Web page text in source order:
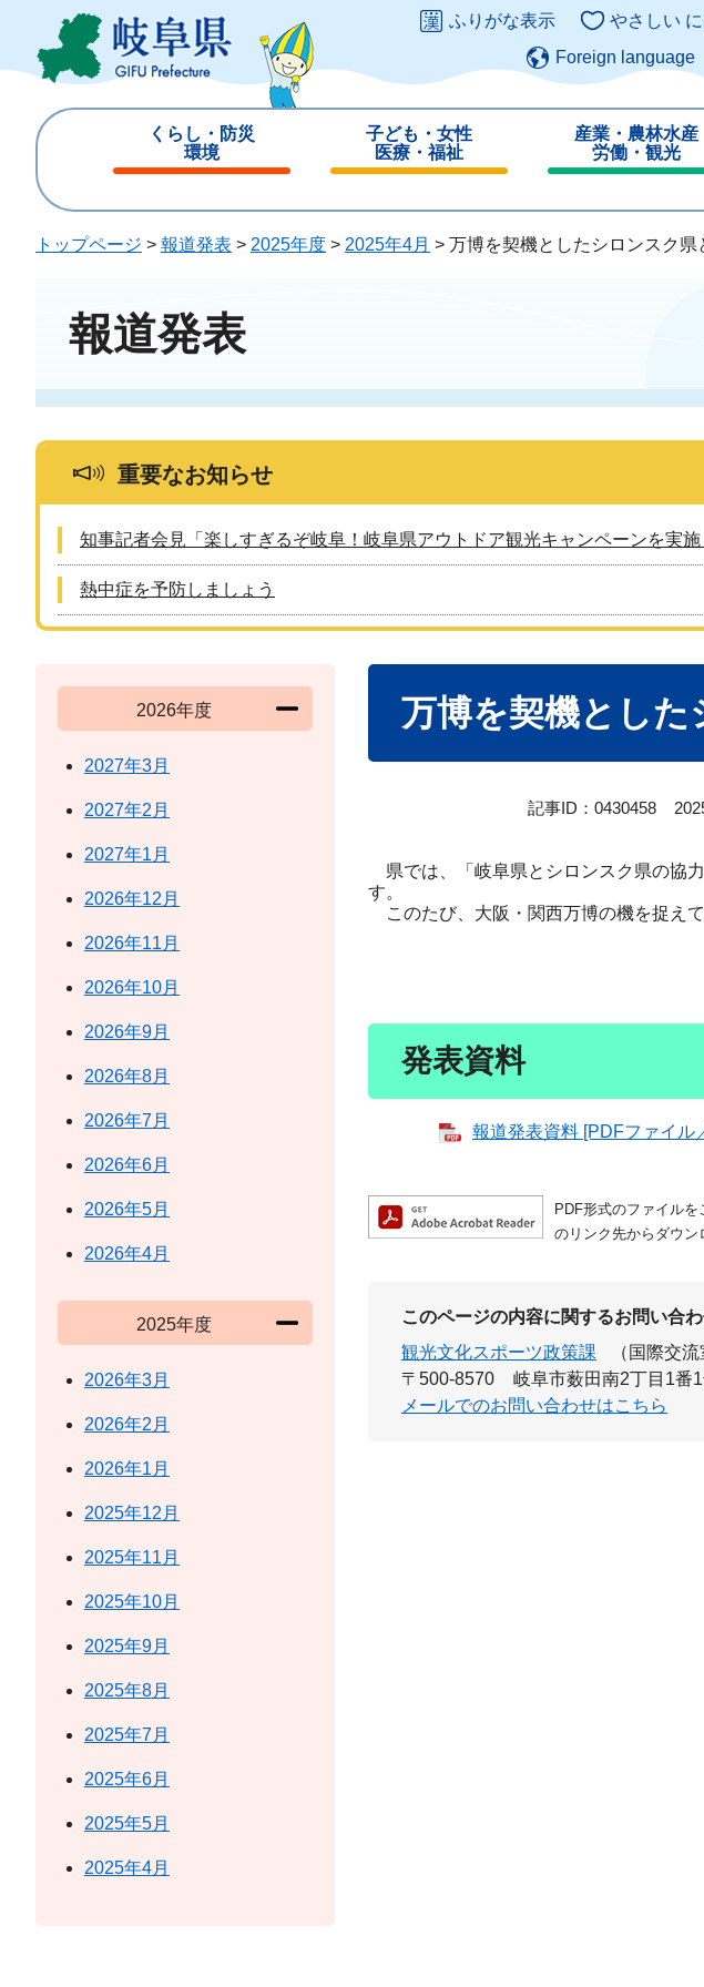
ジ
ュ
こ
ふりがな表示 やさしい
Foreign language
くらし・防災
環境
じ
子ども・女性
医療・福祉
じ
る
産業・農林水産
労働・観光
じ
る
トップページ > 報道発表 > 2025年度 > 2025年4月 > 万博を契機としたシロンスク
報道発表
重要なお知らせ
知事記者会見「楽しすぎるぞ岐阜！岐阜県アウトドア観光キャンペーンを実
熱中症を予防しましょう
万博を契機とし
記事ID：0430458
県では、「岐阜県とシロンスク県の協
す。
このたび、大阪・関西万博の機を捉え
発表資料
報道発表資料 [PDFファイル
PDF形式のファイルを
のリンク先からダウン
このページの内容に関するお問い合
観光文化スポーツ政策課
（国際交
〒500-8570
岐阜市薮田南2丁目1番
メールでのお問い合わせはこちら
2026年度
2027年3月
2027年2月
2027年1月
2026年12月
2026年11月
2026年10月
2026年9月
2026年8月
2026年7月
2026年6月
2026年5月
2026年4月
2025年度
2026年3月
2026年2月
2026年1月
2025年12月
2025年11月
2025年10月
2025年9月
2025年8月
2025年7月
2025年6月
2025年5月
2025年4月